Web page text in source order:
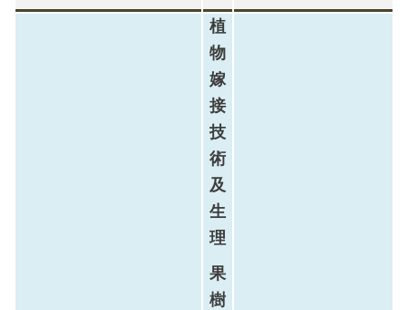
植
物
嫁
接
技
術
及
生
理
果
樹